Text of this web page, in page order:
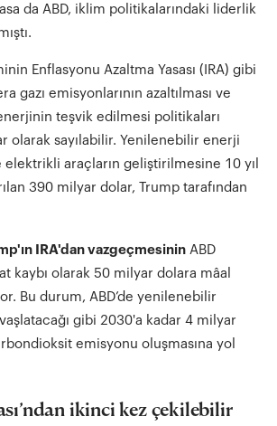
da ABD, iklim politikalarındaki liderlik
Enflasyonu Azaltma Yasası (IRA) gibi
gazı emisyonlarının azaltılması ve
teşvik edilmesi politikaları
olarak sayılabilir. Yenilenebilir enerji
araçların geliştirilmesine 10 yıl
390 milyar dolar, Trump tarafından
IRA'dan vazgeçmesinin ABD
kaybı olarak 50 milyar dolara mâal
Bu durum, ABD’de yenilenebilir
gibi 2030'a kadar 4 milyar
emisyonu oluşmasına yol
ikinci kez çekilebilir